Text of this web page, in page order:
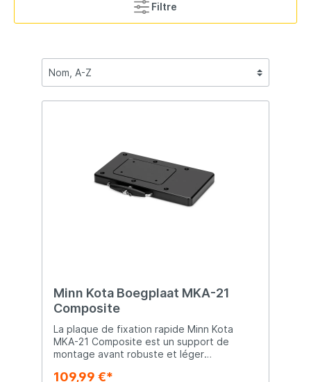
Filtre
Minn Kota Boegplaat MKA-21
Composite
La plaque de fixation rapide Minn Kota
MKA-21 Composite est un support de
montage avant robuste et léger
rapidement un moteur électrique avant
109,99 €*